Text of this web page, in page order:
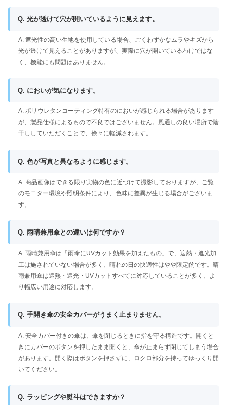
Q. 光が透けて穴が開いているように見えます。
A. 遮光性の高い生地を使用している場合、ごくわずかなムラやキズから
光が透けて見えることがありますが、実際に穴が開いているわけではな
く、機能にも問題はありません。
Q. においが気になります。
A. ポリウレタンコーティング特有のにおいが感じられる場合があります
が、製品仕様によるもので不良ではございません。風通しの良い場所で陰
干ししていただくことで、徐々に軽減されます。
Q. 色が写真と異なるように感じます。
A. 商品画像はできる限り実物の色に近づけて撮影しておりますが、ご覧
のモニター環境や照明条件により、色味に差異が生じる場合がございま
す。
Q. 雨晴兼用傘との違いは何ですか？
A. 雨晴兼用傘は「雨傘にUVカット効果を加えたもの」で、遮熱・遮光加
工は施されていない場合が多く、晴れの日の快適性はやや限定的です。晴
雨兼用傘は遮熱・遮光・UVカットすべてに対応していることが多く、よ
り幅広い用途に対応します。
Q. 手開き傘の安全カバーがうまく止まりません。
A. 安全カバー付きの傘は、傘を閉じるときに指を守る構造です。開くと
きにカバーのボタンを押したまま開くと、傘が止まらず閉じてしまう場合
があります。開く際はボタンを押さずに、ロクロ部分を持ってゆっくり開
いてください。
Q. ラッピングや熨斗はできますか？